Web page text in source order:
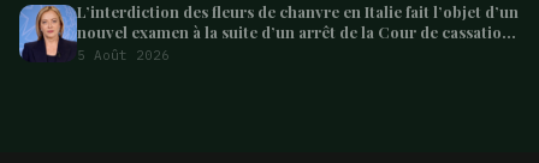
L’interdiction des fleurs de chanvre en Italie fait l’objet d’un
nouvel examen à la suite d’un arrêt de la Cour de cassation
concernant les saisies
5 Août 2026